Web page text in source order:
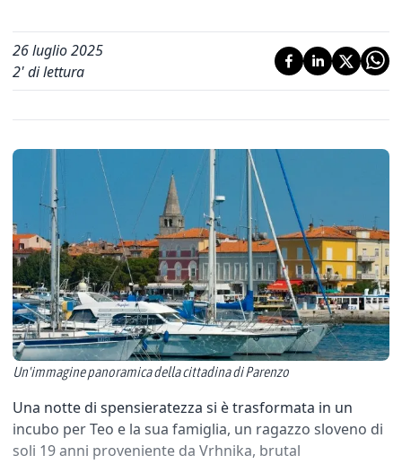
26 luglio 2025
2' di lettura
Un'immagine panoramica della cittadina di Parenzo
Una notte di spensieratezza si è trasformata in un
incubo per Teo e la sua famiglia, un ragazzo sloveno di
soli 19 anni proveniente da Vrhnika, brutal